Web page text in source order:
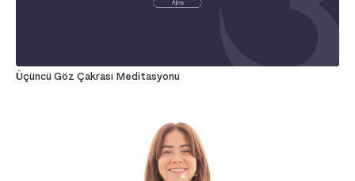
Üçüncü Göz Çakrası Meditasyonu